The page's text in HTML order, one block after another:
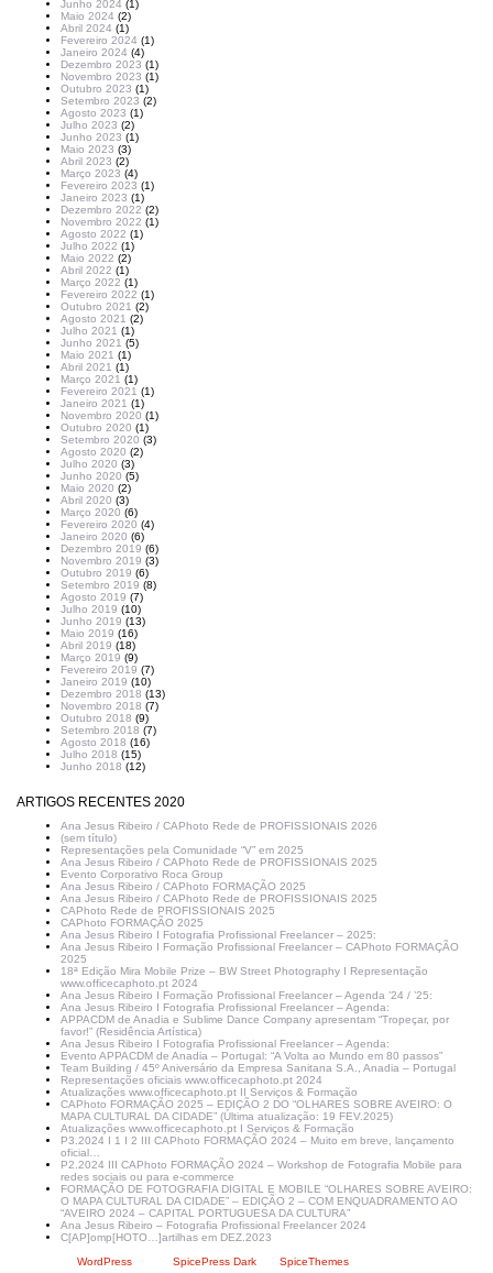
Junho 2024 (1)
Maio 2024 (2)
Abril 2024 (1)
Fevereiro 2024 (1)
Janeiro 2024 (4)
Dezembro 2023 (1)
Novembro 2023 (1)
Outubro 2023 (1)
Setembro 2023 (2)
Agosto 2023 (1)
Julho 2023 (2)
Junho 2023 (1)
Maio 2023 (3)
Abril 2023 (2)
Março 2023 (4)
Fevereiro 2023 (1)
Janeiro 2023 (1)
Dezembro 2022 (2)
Novembro 2022 (1)
Agosto 2022 (1)
Julho 2022 (1)
Maio 2022 (2)
Abril 2022 (1)
Março 2022 (1)
Fevereiro 2022 (1)
Outubro 2021 (2)
Agosto 2021 (2)
Julho 2021 (1)
Junho 2021 (5)
Maio 2021 (1)
Abril 2021 (1)
Março 2021 (1)
Fevereiro 2021 (1)
Janeiro 2021 (1)
Novembro 2020 (1)
Outubro 2020 (1)
Setembro 2020 (3)
Agosto 2020 (2)
Julho 2020 (3)
Junho 2020 (5)
Maio 2020 (2)
Abril 2020 (3)
Março 2020 (6)
Fevereiro 2020 (4)
Janeiro 2020 (6)
Dezembro 2019 (6)
Novembro 2019 (3)
Outubro 2019 (6)
Setembro 2019 (8)
Agosto 2019 (7)
Julho 2019 (10)
Junho 2019 (13)
Maio 2019 (16)
Abril 2019 (18)
Março 2019 (9)
Fevereiro 2019 (7)
Janeiro 2019 (10)
Dezembro 2018 (13)
Novembro 2018 (7)
Outubro 2018 (9)
Setembro 2018 (7)
Agosto 2018 (16)
Julho 2018 (15)
Junho 2018 (12)
ARTIGOS RECENTES 2020
Ana Jesus Ribeiro / CAPhoto Rede de PROFISSIONAIS 2026
(sem título)
Representações pela Comunidade “V” em 2025
Ana Jesus Ribeiro / CAPhoto Rede de PROFISSIONAIS 2025
Evento Corporativo Roca Group
Ana Jesus Ribeiro / CAPhoto FORMAÇÃO 2025
Ana Jesus Ribeiro / CAPhoto Rede de PROFISSIONAIS 2025
CAPhoto Rede de PROFISSIONAIS 2025
CAPhoto FORMAÇÃO 2025
Ana Jesus Ribeiro I Fotografia Profissional Freelancer – 2025:
Ana Jesus Ribeiro I Formação Profissional Freelancer – CAPhoto FORMAÇÃO
2025
18ª Edição Mira Mobile Prize – BW Street Photography I Representação
www.officecaphoto.pt 2024
Ana Jesus Ribeiro I Formação Profissional Freelancer – Agenda ’24 / ’25:
Ana Jesus Ribeiro I Fotografia Profissional Freelancer – Agenda:
APPACDM de Anadia e Sublime Dance Company apresentam “Tropeçar, por
favor!” (Residência Artística)
Ana Jesus Ribeiro I Fotografia Profissional Freelancer – Agenda:
Evento APPACDM de Anadia – Portugal: “A Volta ao Mundo em 80 passos”
Team Building / 45º Aniversário da Empresa Sanitana S.A., Anadia – Portugal
Representações oficiais www.officecaphoto.pt 2024
Atualizações www.officecaphoto.pt II Serviços & Formação
CAPhoto FORMAÇÃO 2025 – EDIÇÃO 2 DO “OLHARES SOBRE AVEIRO: O
MAPA CULTURAL DA CIDADE” (Última atualização: 19 FEV.2025)
Atualizações www.officecaphoto.pt I Serviços & Formação
P3.2024 I 1 I 2 III CAPhoto FORMAÇÃO 2024 – Muito em breve, lançamento
oficial…
P2.2024 III CAPhoto FORMAÇÃO 2024 – Workshop de Fotografia Mobile para
redes sociais ou para e-commerce
FORMAÇÃO DE FOTOGRAFIA DIGITAL E MOBILE “OLHARES SOBRE AVEIRO:
O MAPA CULTURAL DA CIDADE” – EDIÇÃO 2 – COM ENQUADRAMENTO AO
“AVEIRO 2024 – CAPITAL PORTUGUESA DA CULTURA”
Ana Jesus Ribeiro – Fotografia Profissional Freelancer 2024
C[AP]omp[HOTO…]artilhas em DEZ.2023
WordPress SpicePress Dark SpiceThemes